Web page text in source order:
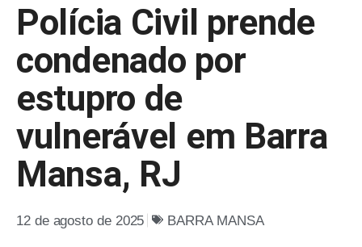
Polícia Civil prende
condenado por
estupro de
vulnerável em Barra
Mansa, RJ
12 de agosto de 2025 BARRA MANSA